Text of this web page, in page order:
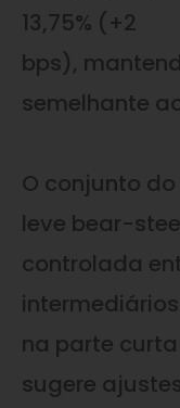
13,75% (+2
bps),
semelhante
O conjunto
leve bear-
controlada
na parte
sugere